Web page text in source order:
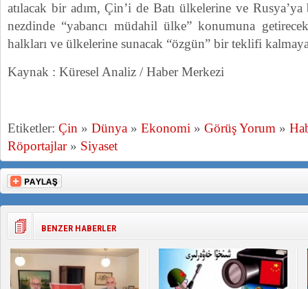
atılacak bir adım, Çin’i de Batı ülkelerine ve
nezdinde “yabancı müdahil ülke” konumuna
halkları ve ülkelerine sunacak “özgün” bir teklifi
Kaynak : Küresel Analiz / Haber Merkezi
Etiketler: Çin » Dünya » Ekonomi » Görüş Yorum »
Röportajlar» Siyaset
BENZER HABERLER